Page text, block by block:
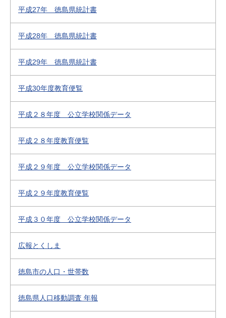
平成27年 徳島県統計書
平成28年 徳島県統計書
平成29年 徳島県統計書
平成30年度教育便覧
平成２８年度 公立学校関係データ
平成２８年度教育便覧
平成２９年度 公立学校関係データ
平成２９年度教育便覧
平成３０年度 公立学校関係データ
広報とくしま
徳島市の人口・世帯数
徳島県人口移動調査 年報